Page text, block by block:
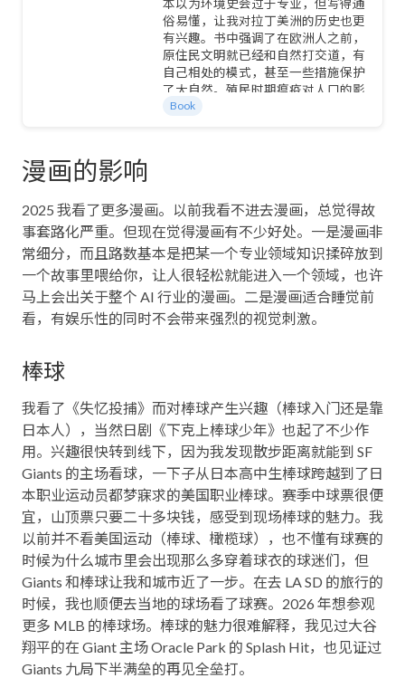
本以为环境史会过于专业，但写得通
俗易懂，让我对拉丁美洲的历史也更
有兴趣。书中强调了在欧洲人之前，
原住民文明就已经和自然打交道，有
自己相处的模式，甚至一些措施保护
了大自然。殖民时期瘟疫对人口的影
响，反而让树林有了复苏的机会。美
然换资源，反倒不如殖民皇室那样珍
惜。还有一个有意思的向度：欧美人
更关心亚马逊雨林，是因为他们把那
里当作后花园和伊甸园。书里还花了
很大篇幅讲以车为中心的城市规划对
环境的破坏，以及美国模式深远的恶
劣影响。此外还触及了人种决定论、
热带环境决定论以及气候对文化（如
Book
漫画的影响
2025 我看了更多漫画。以前我看不进去漫画，总觉得故
事套路化严重。但现在觉得漫画有不少好处。一是漫画非
常细分，而且路数基本是把某一个专业领域知识揉碎放到
一个故事里喂给你，让人很轻松就能进入一个领域，也许
马上会出关于整个 AI 行业的漫画。二是漫画适合睡觉前
看，有娱乐性的同时不会带来强烈的视觉刺激。
棒球
我看了《失忆投捕》而对棒球产生兴趣（棒球入门还是靠
日本人），当然日剧《下克上棒球少年》也起了不少作
用。兴趣很快转到线下，因为我发现散步距离就能到 SF
Giants 的主场看球，一下子从日本高中生棒球跨越到了日
本职业运动员都梦寐求的美国职业棒球。赛季中球票很便
宜，山顶票只要二十多块钱，感受到现场棒球的魅力。我
以前并不看美国运动（棒球、橄榄球），也不懂有球赛的
时候为什么城市里会出现那么多穿着球衣的球迷们，但
Giants 和棒球让我和城市近了一步。在去 LA SD 的旅行的
时候，我也顺便去当地的球场看了球赛。2026 年想参观
更多 MLB 的棒球场。棒球的魅力很难解释，我见过大谷
翔平的在 Giant 主场 Oracle Park 的 Splash Hit，也见证过
Giants 九局下半满垒的再见全垒打。